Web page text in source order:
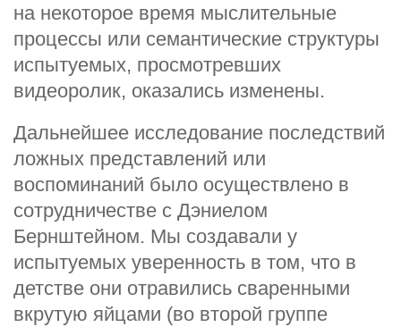
на некоторое время мыслительные
процессы или семантические структуры
испытуемых, просмотревших
видеоролик, оказались изменены.
Дальнейшее исследование последствий
ложных представлений или
воспоминаний было осуществлено в
сотрудничестве с Дэниелом
Бернштейном. Мы создавали у
испытуемых уверенность в том, что в
детстве они отравились сваренными
вкрутую яйцами (во второй группе